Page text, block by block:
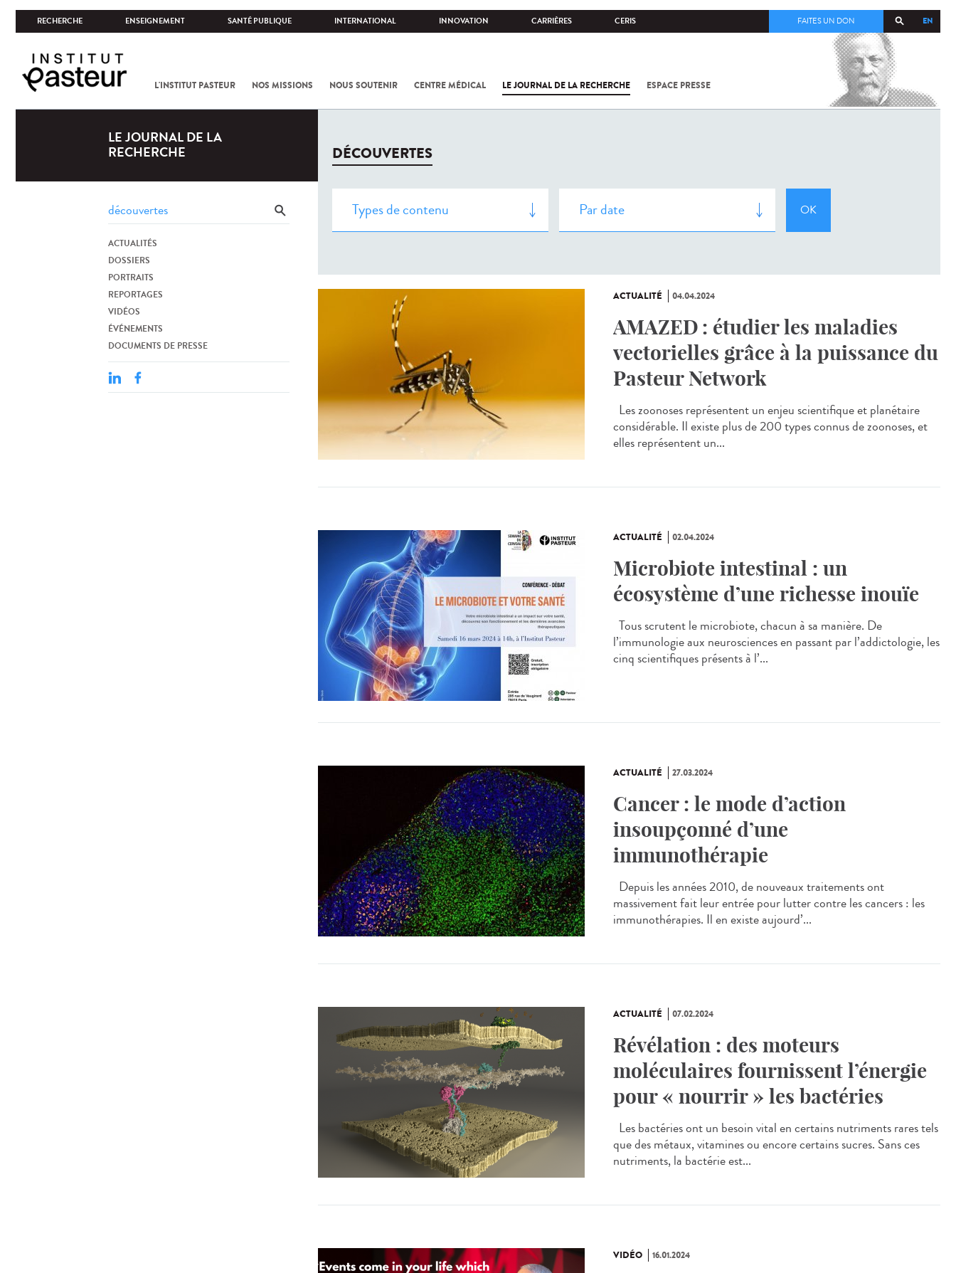
RECHERCHE ENSEIGNEMENT SANTÉ PUBLIQUE INTERNATIONAL INNOVATION CARRIÈRES CERIS EN
FAITES UN DON
L'INSTITUT PASTEUR NOS MISSIONS NOUS SOUTENIR CENTRE MÉDICAL LE JOURNAL DE LA RECHERCHE ESPACE PRESSE
COV-2 /
LE JOURNAL DE LA
RECHERCHE
ACTUALITÉS
DOSSIERS
PORTRAITS
REPORTAGES
VIDÉOS
ÉVÉNEMENTS
DOCUMENTS DE PRESSE
DÉCOUVERTES
ACTUALITÉ 04.04.2024
AMAZED : étudier les maladies
vectorielles grâce à la puissance du
Pasteur Network
Les zoonoses représentent un enjeu scientifique et planétaire
considérable. Il existe plus de 200 types connus de zoonoses, et
elles représentent un...
ACTUALITÉ 02.04.2024
Microbiote intestinal : un
écosystème d’une richesse inouïe
Tous scrutent le microbiote, chacun à sa manière. De
l’immunologie aux neurosciences en passant par l’addictologie, les
cinq scientifiques présents à l’...
ACTUALITÉ 27.03.2024
Cancer : le mode d’action
insoupçonné d’une
immunothérapie
Depuis les années 2010, de nouveaux traitements ont
massivement fait leur entrée pour lutter contre les cancers : les
immunothérapies. Il en existe aujourd’...
ACTUALITÉ 07.02.2024
Révélation : des moteurs
moléculaires fournissent l’énergie
pour « nourrir » les bactéries
Les bactéries ont un besoin vital en certains nutriments rares tels
que des métaux, vitamines ou encore certains sucres. Sans ces
nutriments, la bactérie est...
VIDÉO 16.01.2024